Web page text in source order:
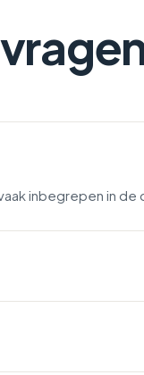
inbegrepen in de